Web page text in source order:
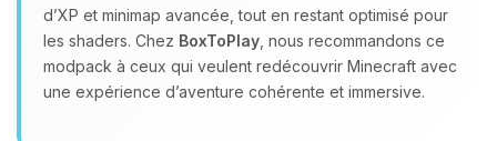
d’XP et minimap avancée, tout en restant optimisé pour
les shaders. Chez BoxToPlay , nous recommandons ce
modpack à ceux qui veulent redécouvrir Minecraft avec
une expérience d’aventure cohérente et immersive.